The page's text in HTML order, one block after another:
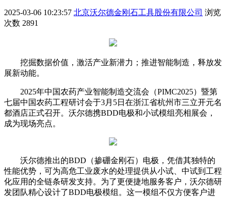
2025-03-06 10:23:57 北京沃尔德金刚石工具股份有限公司 浏览
次数 2891
挖掘数据价值，激活产业新潜力；推进智能制造，释放发
展新动能。
2025年中国农药产业智能制造交流会（PIMC2025）暨第
七届中国农药工程研讨会于3月5日在浙江省杭州市三立开元名
都酒店正式召开。沃尔德携BDD电极和小试模组亮相展会，
成为现场亮点。
沃尔德推出的BDD（掺硼金刚石）电极，凭借其独特的
性能优势，可为高危工业废水的处理提供从小试、中试到工程
化应用的全链条研发支持。为了更便捷地服务客户，沃尔德研
发团队精心设计了BDD电极模组。这一模组不仅方便客户进